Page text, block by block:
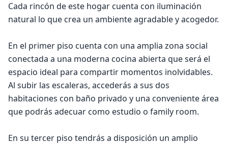
Cada rincón de este hogar cuenta con iluminación
natural lo que crea un ambiente agradable y acogedor.
En el primer piso cuenta con una amplia zona social
conectada a una moderna cocina abierta que será el
espacio ideal para compartir momentos inolvidables.
Al subir las escaleras, accederás a sus dos
habitaciones con baño privado y una conveniente área
que podrás adecuar como estudio o family room.
En su tercer piso tendrás a disposición un amplio